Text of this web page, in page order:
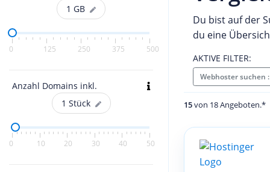
1 GB
0 125 250 375 500
Anzahl Domains inkl.
1 Stück
0 10 20 30 40 50
Du bist auf der
du eine
AKTIVE FILTER:
Webhoster suchen
15von 18 Angeboten.*